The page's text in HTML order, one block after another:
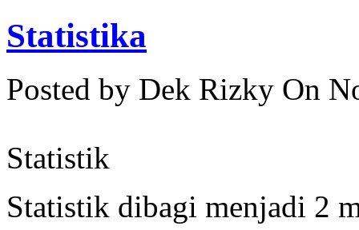
Statistika
Posted by Dek Rizky On
Statistik
Statistik dibagi menjadi 2